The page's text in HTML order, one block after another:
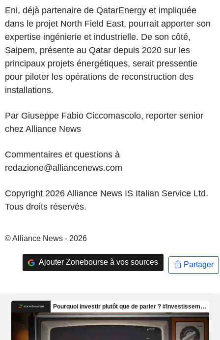
Eni, déjà partenaire de QatarEnergy et impliquée
dans le projet North Field East, pourrait apporter son
expertise ingénierie et industrielle. De son côté,
Saipem, présente au Qatar depuis 2020 sur les
principaux projets énergétiques, serait pressentie
pour piloter les opérations de reconstruction des
installations.
Par Giuseppe Fabio Ciccomascolo, reporter senior
chez Alliance News
Commentaires et questions à
redazione@alliancenews.com
Copyright 2026 Alliance News IS Italian Service Ltd.
Tous droits réservés.
© Alliance News - 2026
Ajouter Zonebourse à vos sources Partager